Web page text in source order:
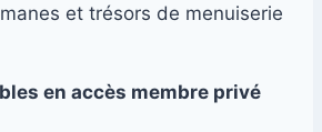
et trésors de menuiserie
en accès membre privé